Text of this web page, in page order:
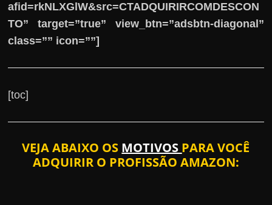
afid=rkNLXGlW&src=CTADQUIRIRCOMDESCON
TO” target=”true” view_btn=”adsbtn-diagonal”
class=”” icon=””]
[toc]
VEJA ABAIXO OS MOTIVOS PARA VOCÊ
ADQUIRIR O PROFISSÃO AMAZON: